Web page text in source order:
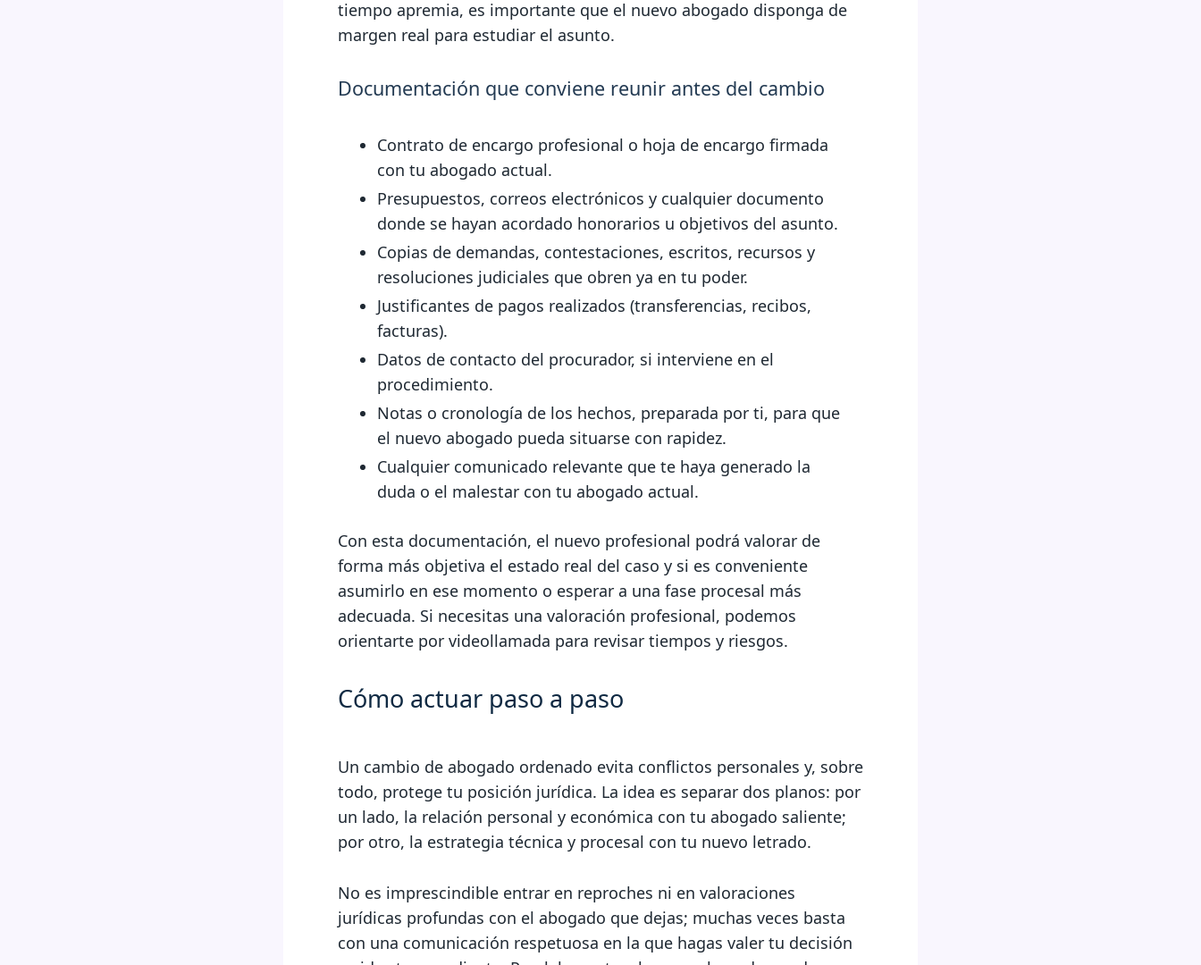
tiempo apremia, es importante que el nuevo abogado disponga de
margen real para estudiar el asunto.
Documentación que conviene reunir antes del cambio
Contrato de encargo profesional o hoja de encargo firmada
con tu abogado actual.
Presupuestos, correos electrónicos y cualquier documento
donde se hayan acordado honorarios u objetivos del asunto.
Copias de demandas, contestaciones, escritos, recursos y
resoluciones judiciales que obren ya en tu poder.
Justificantes de pagos realizados (transferencias, recibos,
facturas).
Datos de contacto del procurador, si interviene en el
procedimiento.
Notas o cronología de los hechos, preparada por ti, para que
el nuevo abogado pueda situarse con rapidez.
Cualquier comunicado relevante que te haya generado la
duda o el malestar con tu abogado actual.
Con esta documentación, el nuevo profesional podrá valorar de
forma más objetiva el estado real del caso y si es conveniente
asumirlo en ese momento o esperar a una fase procesal más
adecuada. Si necesitas una valoración profesional, podemos
orientarte por videollamada para revisar tiempos y riesgos.
Cómo actuar paso a paso
Un cambio de abogado ordenado evita conflictos personales y, sobre
todo, protege tu posición jurídica. La idea es separar dos planos: por
un lado, la relación personal y económica con tu abogado saliente;
por otro, la estrategia técnica y procesal con tu nuevo letrado.
No es imprescindible entrar en reproches ni en valoraciones
jurídicas profundas con el abogado que dejas; muchas veces basta
con una comunicación respetuosa en la que hagas valer tu decisión